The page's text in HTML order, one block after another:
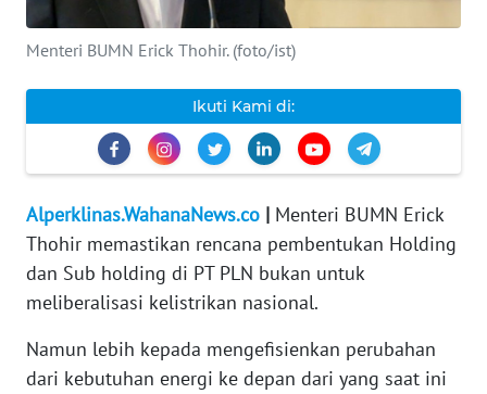
Menteri BUMN Erick Thohir. (foto/ist)
Ikuti Kami di:
Alperklinas.WahanaNews.co | Menteri BUMN Erick
Thohir memastikan rencana pembentukan Holding
dan Sub holding di PT PLN bukan untuk
meliberalisasi kelistrikan nasional.
Namun lebih kepada mengefisienkan perubahan
dari kebutuhan energi ke depan dari yang saat ini
INFO
TENTANG
PEDOMAN
MEDIA
SIBER
REDAKSI
KARIR